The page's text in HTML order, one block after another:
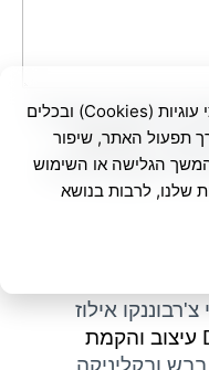
ת שימוש בפרטים
ל-מדיניות
הרישום בכל עת
אילוז
DSD עיצוב והקמת
| צולם במכון dm בבש ובקליניקה
לידיעתך: באתר זה נעשה שימוש בקבצי עוגיות (Cookies) ובכלים
תפעול האתר, שיפור
הגלישה או השימוש
שלנו, לרבות בנושא